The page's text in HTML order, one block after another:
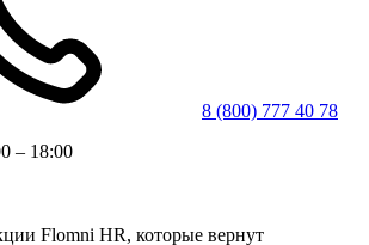
8 (800) 777 40 78
– 18:00
Flomni HR, которые вернут